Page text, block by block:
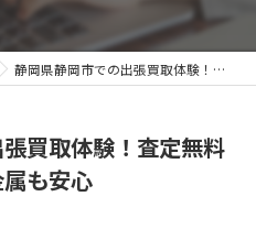
静岡県静岡市での出張買取体験！査定無料でブランド品も貴金属も安心
買取体験！査定無料
も安心